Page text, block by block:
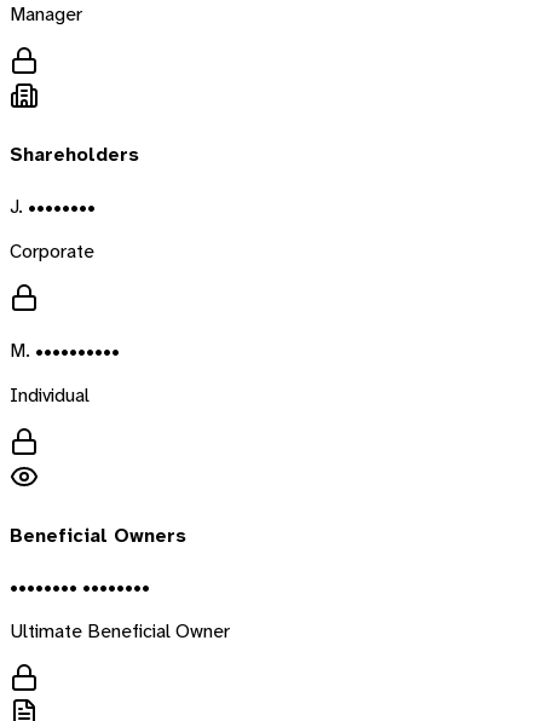
Manager
Shareholders
J. ••••••••
Corporate
M. ••••••••••
Individual
Beneficial Owners
•••••••• ••••••••
Ultimate Beneficial Owner